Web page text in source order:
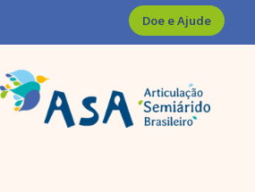
Doe e Ajude